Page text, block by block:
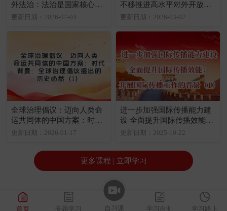
首页 专题学习 自习课 学习自测 学习路上
外法治：法治是国家核心竞
争力的重要内容
更新日期：2026-07-04
不移推进高水平对外开放重
要论述：为什么要坚定不移
更新日期：2026-03-02
全球治理倡议：迈向人类命
运共同体的中国方案：时代
背景：全球治理倡议提出的
更新日期：2026-01-17
进一步加强国际传播能力建
设 全面提升国际传播效能：
开展国际传播工作的背景
更新日期：2025-10-22
更多课程 | 立即学习